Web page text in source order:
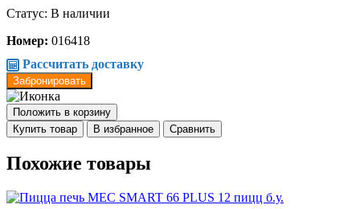
Статус: В наличии
Номер: 016418
Рассчитать доставку
Забронировать
Положить в корзину
Купить товар
В избранное Сравнить
Похожие товары